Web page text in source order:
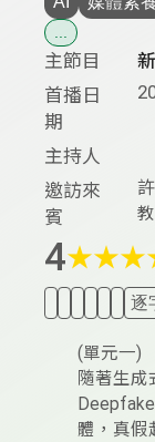
...
主節目
首播日
期
主持人
邀訪來
賓
4★★★
逐
(單元一)
隨著生成
體，真假